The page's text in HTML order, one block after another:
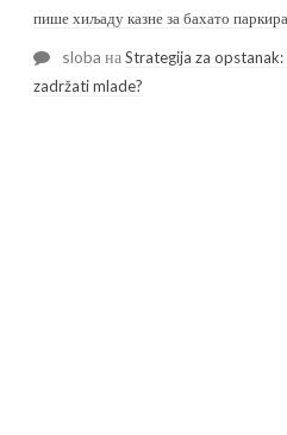
пише хиљаду казне за бахато
sloba наStrategija za
zadržati mlade?